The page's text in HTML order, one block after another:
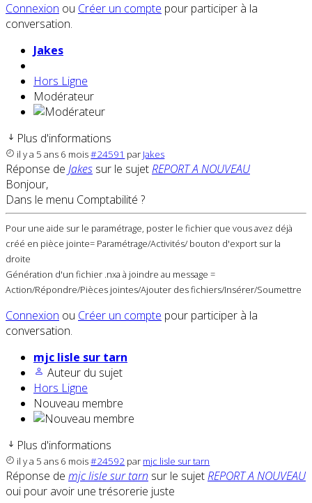
Connexion ou Créer un compte pour participer à la
conversation.
Jakes
Hors Ligne
Modérateur
Plus d'informations
il y a 5 ans 6 mois#24591 par Jakes
Réponse de Jakes sur le sujetREPORT A NOUVEAU
Bonjour,
Dans le menu Comptabilité ?
Pour une aide sur le paramétrage, poster le fichier que vous avez déjà
créé en pièce jointe= Paramétrage/Activités/ bouton d'export sur la
droite
Génération d'un fichier .nxa à joindre au message =
Action/Répondre/Pièces jointes/Ajouter des fichiers/Insérer/Soumettre
Connexion ou Créer un compte pour participer à la
conversation.
mjc lisle sur tarn
Auteur du sujet
Hors Ligne
Nouveau membre
Plus d'informations
il y a 5 ans 6 mois#24592 par mjc lisle sur tarn
Réponse de mjc lisle sur tarn sur le sujetREPORT A NOUVEAU
oui pour avoir une trésorerie juste